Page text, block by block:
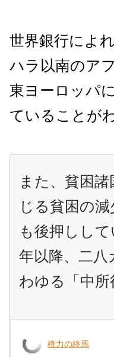
世界銀行によ
ハラ以南のア
東ヨーロッパ
ていることが
また、貧困
じる貧困の
も後押しし
年以降、二
わゆる「中
権力の終焉